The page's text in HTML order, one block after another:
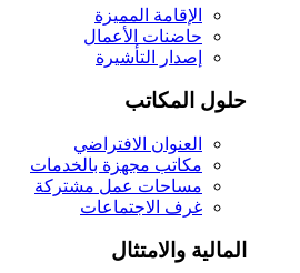
الإقامة المميزة
حاضنات الأعمال
إصدار التأشيرة
حلول المكاتب
العنوان الافتراضي
مكاتب مجهزة بالخدمات
مساحات عمل مشتركة
غرف الاجتماعات
المالية والامتثال